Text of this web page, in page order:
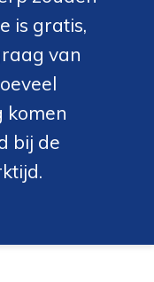
is gratis,
van
komen
bij de